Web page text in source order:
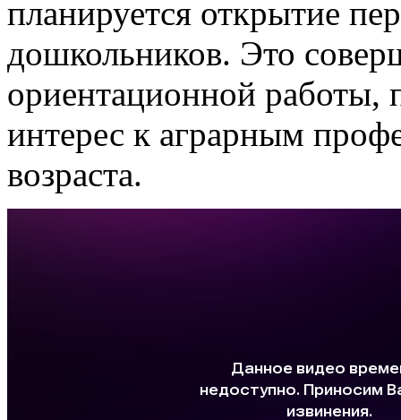
планируется открытие
дошкольников. Это
ориентационной работы,
интерес к аграрным
возраста.